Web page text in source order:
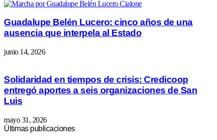
Guadalupe Belén Lucero: cinco años de una
ausencia que interpela al Estado
junio 14, 2026
Solidaridad en tiempos de crisis: Credicoop
entregó aportes a seis organizaciones de San
Luis
mayo 31, 2026
Últimas publicaciones